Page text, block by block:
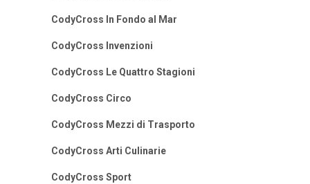
CodyCross In Fondo al Mar
CodyCross Invenzioni
CodyCross Le Quattro Stagioni
CodyCross Circo
CodyCross Mezzi di Trasporto
CodyCross Arti Culinarie
CodyCross Sport